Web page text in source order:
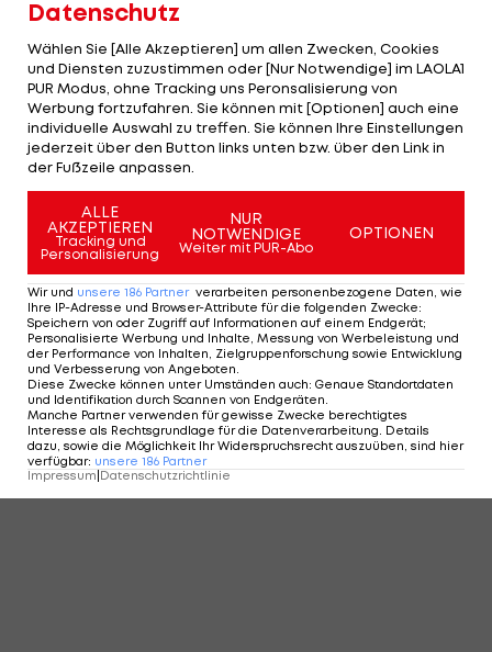
Datenschutz
Wählen Sie [Alle Akzeptieren] um allen Zwecken, Cookies
und Diensten zuzustimmen oder [Nur Notwendige] im LAOLA1
PUR Modus, ohne Tracking uns Peronsalisierung von
Werbung fortzufahren. Sie können mit [Optionen] auch eine
individuelle Auswahl zu treffen. Sie können Ihre Einstellungen
jederzeit über den Button links unten bzw. über den Link in
der Fußzeile anpassen.
ALLE
AKZEPTIEREN
Tracking und
Personalisierung
NUR
NOTWENDIGE
Weiter mit PUR-Abo
OPTIONEN
Wir und unsere 186 Partner verarbeiten personenbezogene Daten, wie
Ihre IP-Adresse und Browser-Attribute für die folgenden Zwecke:
Speichern von oder Zugriff auf Informationen auf einem Endgerät;
Personalisierte Werbung und Inhalte, Messung von Werbeleistung und
der Performance von Inhalten, Zielgruppenforschung sowie Entwicklung
und Verbesserung von Angeboten.
Diese Zwecke können unter Umständen auch: Genaue Standortdaten
und Identifikation durch Scannen von Endgeräten.
Manche Partner verwenden für gewisse Zwecke berechtigtes
Interesse als Rechtsgrundlage für die Datenverarbeitung. Details
dazu, sowie die Möglichkeit Ihr Widerspruchsrecht auszuüben, sind hier
verfügbar: unsere 186 Partner
Impressum Datenschutzrichtlinie